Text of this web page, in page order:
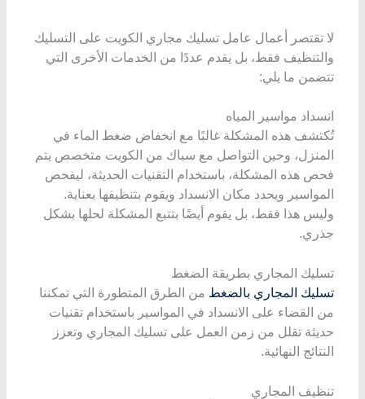
لا تقتصر أعمال عامل تسليك مجاري الكويت على التسليك
والتنظيف فقط، بل يقدم عددًا من الخدمات الأخرى التي
تتضمن ما يلي:
انسداد مواسير المياه
تُكتشف هذه المشكلة غالبًا مع انخفاض ضغط الماء في
المنزل، وحين التواصل مع سباك من الكويت متخصص يتم
فحص هذه المشكلة، باستخدام التقنيات الحديثة، ليفحص
المواسير ويحدد مكان الانسداد ويقوم بتنظيفها بعناية.
وليس هذا فقط، بل يقوم أيضًا بتتبع المشكلة لحلها بشكل
جذري.
تسليك المجاري بطريقة الضغط
تسليك المجاري بالضغط من الطرق المتطورة التي تمكننا
من القضاء على الانسداد في المواسير باستخدام تقنيات
حديثة تقلل من زمن العمل على تسليك المجاري وتعزز
النتائج النهائية.
تنظيف المجاري